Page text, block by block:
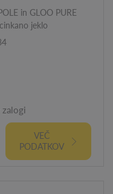
in GLOO PURE
jeklo
zalogi
VEČ
PODATKOV